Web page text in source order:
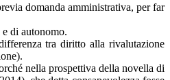
domanda amministrativa, per far
di autonomo.
tra diritto alla rivalutazione
nella prospettiva della novella di